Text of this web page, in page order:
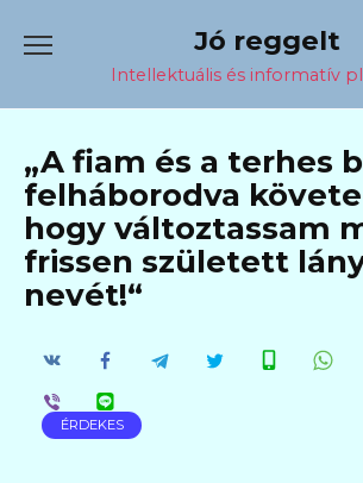
содержанию
Jó reggelt
Intellektuális és informatív
„A fiam és a terhes
felháborodva
hogy változtassam
frissen született
nevét!“
ÉRDEKES